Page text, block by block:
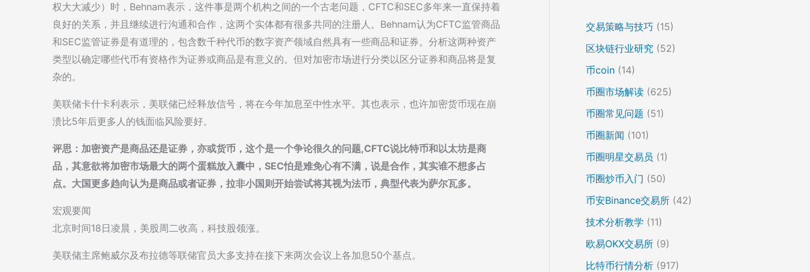
权大大减少）时，Behnam表示，这件事是两个机构之间的一个古老问题，CFTC和SEC多年来一直保持着
良好的关系，并且继续进行沟通和合作，这两个实体都有很多共同的注册人。Behnam认为CFTC监管商品
和SEC监管证券是有道理的，包含数千种代币的数字资产领域自然具有一些商品和证券。分析这两种资产
类型以确定哪些代币有资格作为证券或商品是有意义的。但对加密市场进行分类以区分证券和商品将是复
杂的。
美联储卡什卡利表示，美联储已经释放信号，将在今年加息至中性水平。其也表示，也许加密货币现在崩
溃比5年后更多人的钱面临风险要好。
评思：加密资产是商品还是证券，亦或货币，这个是一个争论很久的问题,CFTC说比特币和以太坊是商
品，其意欲将加密市场最大的两个蛋糕放入囊中，SEC怕是难免心有不满，说是合作，其实谁不想多占
点。大国更多趋向认为是商品或者证券，拉非小国则开始尝试将其视为法币，典型代表为萨尔瓦多。
宏观要闻
北京时间18日凌晨，美股周二收高，科技股领涨。
美联储主席鲍威尔及布拉德等联储官员大多支持在接下来两次会议上各加息50个基点。
交易策略与技巧 (15)
区块链行业研究 (52)
币coin (14)
币圈市场解读 (625)
币圈常见问题 (51)
币圈新闻 (101)
币圈明星交易员 (1)
币圈炒币入门 (50)
币安Binance交易所 (42)
技术分析教学 (11)
欧易OKX交易所 (9)
比特币行情分析 (917)